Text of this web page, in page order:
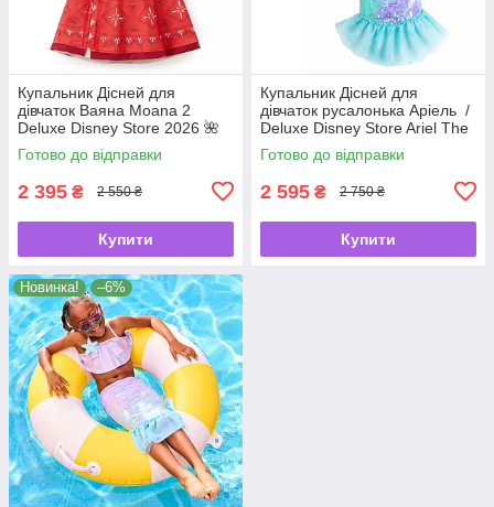
Купальник Дісней для
дівчаток Ваяна Moana 2
Deluxe Disney Store 2026 🌺
🌊
Готово до відправки
2 395 ₴ 2 550 ₴
Купити
Купальник Дісней для
дівчаток русалонька Аріель /
Deluxe Disney Store Ariel The
Little Mermaid 🧜‍♀️✨
Готово до відправки
2 595 ₴ 2 750 ₴
Купити
Новинка! –6%